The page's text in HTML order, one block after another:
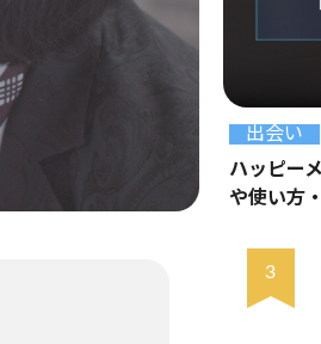
出会い
ハッピー
や使い方